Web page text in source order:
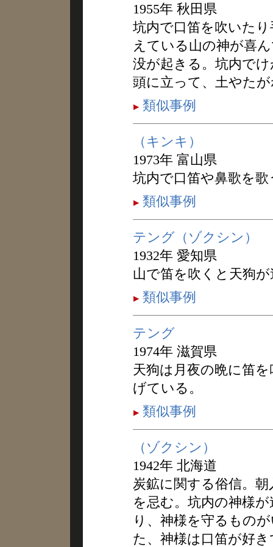
1955年 秋田県
坑内で口笛を吹いた
えている山の神が喜
没が起きる。坑内で
頭に立って、土やた
類似事例
（キンキ）
1973年 富山県
坑内で口笛や鼻歌を
類似事例
テング（ゾクシン）
1932年 愛知県
山で笛を吹くと天狗
類似事例
テング
1974年 滋賀県
天狗は月夜の晩に笛
げている。
類似事例
（ゾクシン）
1942年 北海道
炭鉱に関する俗信。
を忌む。坑内の神様
り、神様を守るもの
た、神様は口笛が好